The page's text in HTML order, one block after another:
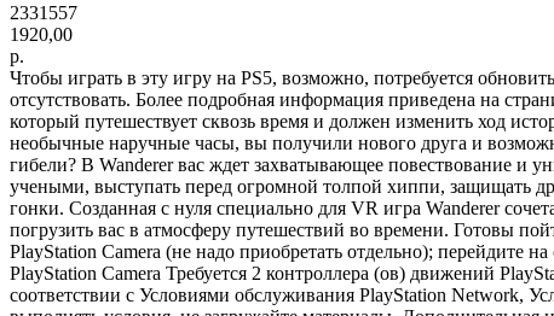
2331557
1920,00
р.
Чтобы играть в эту игру на PS5, возможно, потребуется
отсутствовать. Более подробная информация приведена на
который путешествует сквозь время и должен изменить ход
необычные наручные часы, вы получили нового друга и
гибели? В Wanderer вас ждет захватывающее повествование и
учеными, выступать перед огромной толпой хиппи, защищать
гонки. Созданная с нуля специально для VR игра Wanderer
погрузить вас в атмосферу путешествий во времени. Готовы
PlayStation Camera (не надо приобретать отдельно); перейдите
PlayStation Camera Требуется 2 контроллера (ов) движений
соответствии с Условиями обслуживания PlayStation